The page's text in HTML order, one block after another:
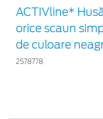
ACTIVline*
orice scaun
de culoare
2578778